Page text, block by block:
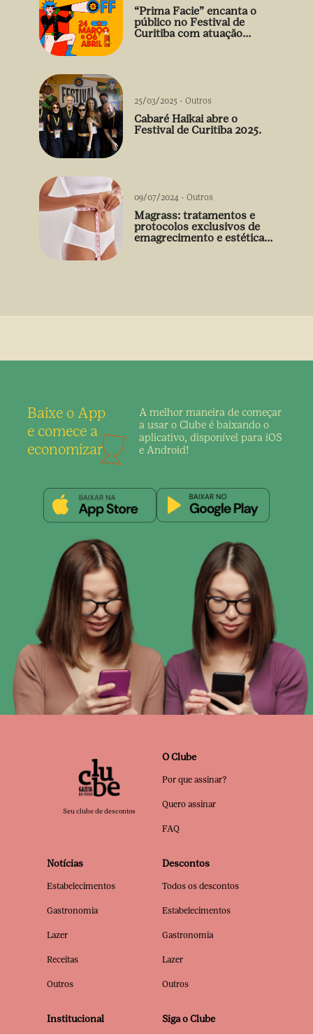
“Prima Facie” encanta o
público no Festival de
Curitiba com atuação
25/03/2025 - Outros
Cabaré Haikai abre o
Festival de Curitiba 2025.
09/07/2024 - Outros
Magrass: tratamentos e
protocolos exclusivos de
emagrecimento e estética
Baixe o App
e comece a
economizar
A melhor maneira de começar
a usar o Clube é baixando o
aplicativo, disponível para iOS
e Android!
Seu clube de descontos
O Clube
Por que assinar?
Quero assinar
FAQ
Notícias
Estabelecimentos
Gastronomia
Lazer
Receitas
Outros
Descontos
Todos os descontos
Estabelecimentos
Gastronomia
Lazer
Outros
Institucional Siga o Clube